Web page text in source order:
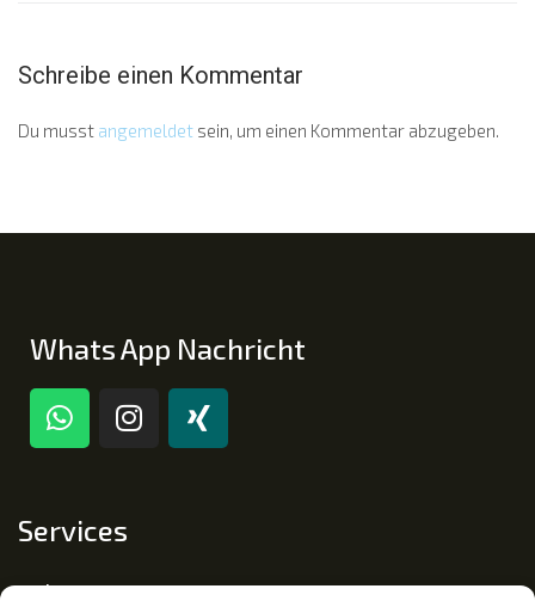
Schreibe einen Kommentar
Du musst angemeldet sein, um einen Kommentar abzugeben.
Whats App Nachricht
Services
Impressum